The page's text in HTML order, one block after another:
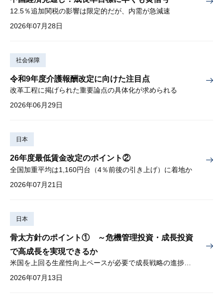
12.5％追加関税の影響は限定的だが、内需が急減速
2026年07月28日
社会保障
令和9年度介護報酬改定に向けた注目点
改革工程に掲げられた重要論点の具体化が求められる
2026年06月29日
日本
26年度最低賃金改定のポイント②
全国加重平均は1,160円台（4％前後の引き上げ）に着地か
2026年07月21日
日本
骨太方針のポイント① ～危機管理投資・成長投資
で高成長を実現できるか
米国を上回る生産性向上ペースが必要で成長戦略の進捗管理も課題
2026年07月13日